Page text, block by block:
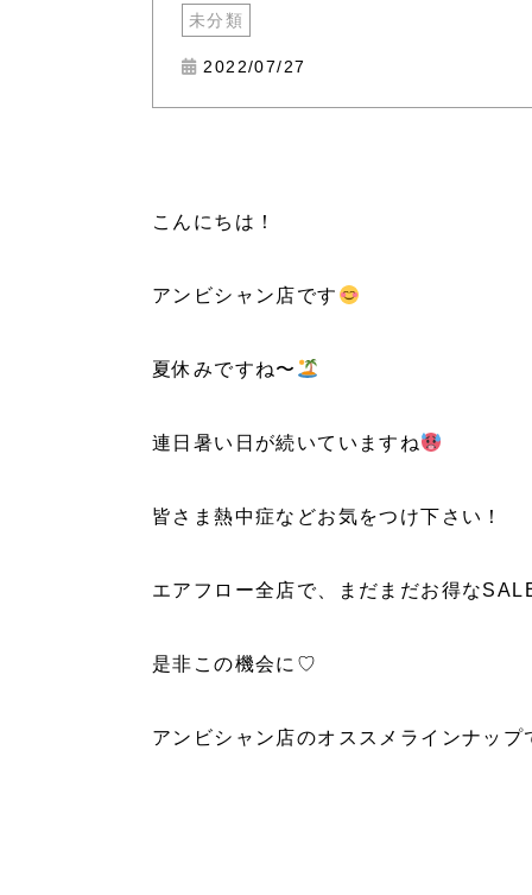
未分類
2022/07/27
こんにちは！
アンビシャン店です
夏休みですね〜
連日暑い日が続いていますね
皆さま熱中症などお気をつけ下さい！
エアフロー全店で、まだまだお得な
是非この機会に♡
アンビシャン店のオススメラインナップ